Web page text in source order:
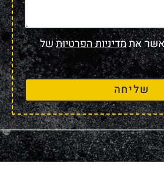
אתמדיניות הפרטיותשל
שליחה